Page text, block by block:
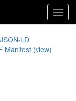
JSON-LD
Manifest (view)